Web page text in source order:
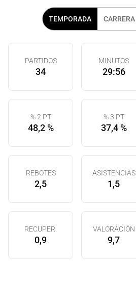
TEMPORADA CARRERA
PARTIDOS
34
MINUTOS
29:56
% 2 PT
48,2 %
% 3 PT
37,4 %
REBOTES
2,5
ASISTENCIAS
1,5
RECUPER.
0,9
VALORACIÓN
9,7